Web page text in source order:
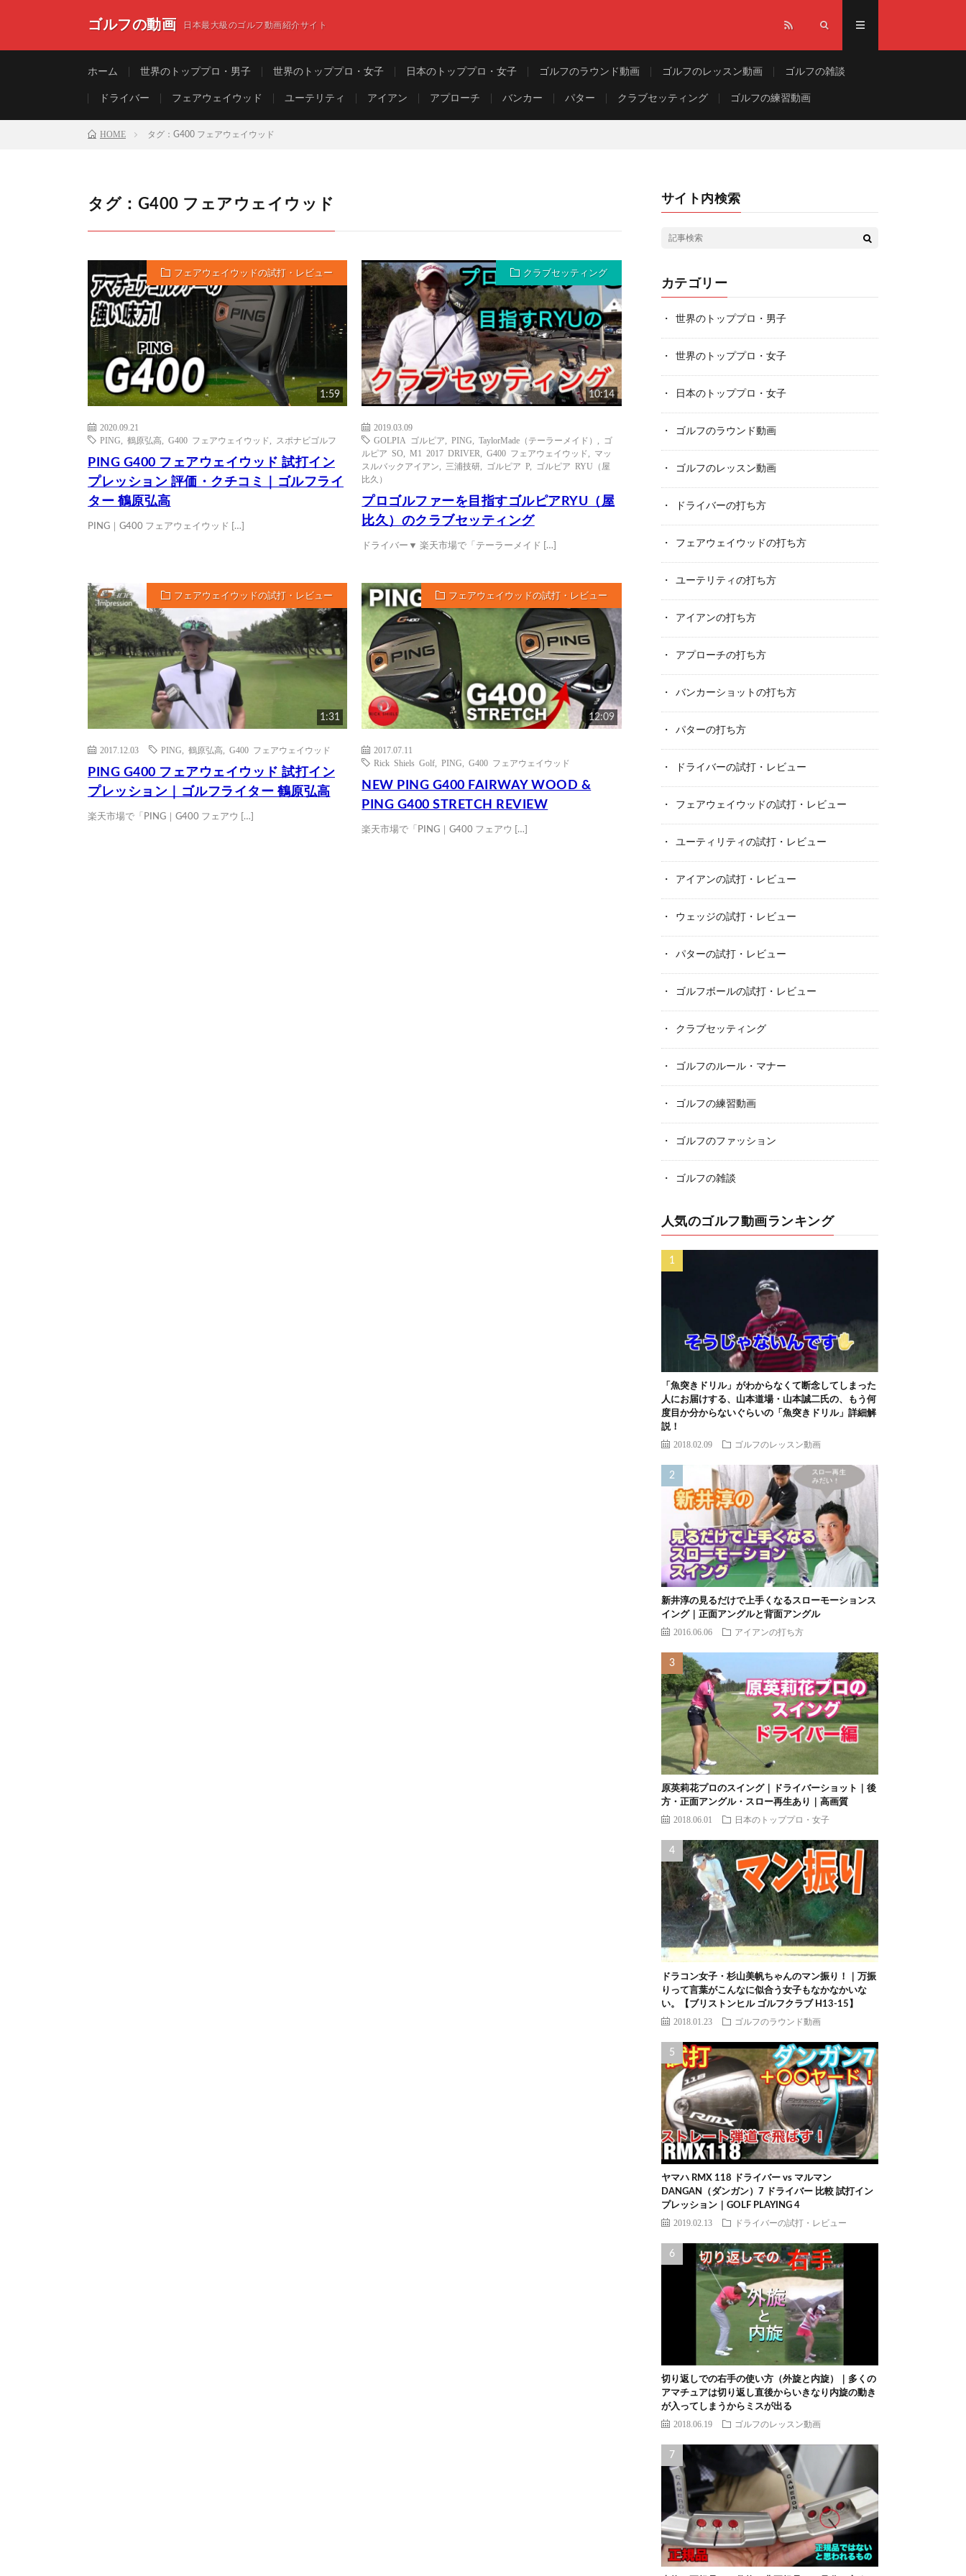
ゴルフの動画 日本最大級のゴルフ動画紹介サイト
ホーム 世界のトッププロ・男子 世界のトッププロ・女子 日本のトッププロ・女子 ゴルフのラウンド動画 ゴルフのレッスン動画 ゴルフの雑談
ドライバー フェアウェイウッド ユーテリティ アイアン アプローチ バンカー パター クラブセッティング ゴルフの練習動画
HOME タグ：G400 フェアウェイウッド
タグ：G400 フェアウェイウッド
フェアウェイウッドの試打・レビュー
1:59
2020.09.21
PING
鶴原弘高 G400 フェアウェイウッド スポナビゴルフ
PING G400 フェアウェイウッド 試打イン
プレッション 評価・クチコミ｜ゴルフライ
ター 鶴原弘高
PING｜G400 フェアウェイウッド […]
クラブセッティング
10:14
2019.03.09
GOLPIA ゴルピア
,PING ,TaylorMade（テーラーメイド）
ゴ
ルピア SO
,M1 2017 DRIVER ,G400 フェアウェイウッド
マッ
スルバックアイアン
三浦技研 ゴルピア P
ゴルピア RYU（屋
比久）
プロゴルファーを目指すゴルピアRYU（屋
比久）のクラブセッティング
ドライバー▼ 楽天市場で「テーラーメイド […]
フェアウェイウッドの試打・レビュー
1:31
2017.12.03 PING 鶴原弘高 G400 フェアウェイウッド
PING G400 フェアウェイウッド 試打イン
プレッション｜ゴルフライター 鶴原弘高
楽天市場で「PING｜G400 フェアウ […]
フェアウェイウッドの試打・レビュー
12:09
2017.07.11
Rick Shiels Golf ,PING ,G400 フェアウェイウッド
NEW PING G400 FAIRWAY WOOD &
PING G400 STRETCH REVIEW
楽天市場で「PING｜G400 フェアウ […]
サイト内検索
カテゴリー
世界のトッププロ・男子
世界のトッププロ・女子
日本のトッププロ・女子
ゴルフのラウンド動画
ゴルフのレッスン動画
ドライバーの打ち方
フェアウェイウッドの打ち方
ユーテリティの打ち方
アイアンの打ち方
アプローチの打ち方
バンカーショットの打ち方
パターの打ち方
ドライバーの試打・レビュー
フェアウェイウッドの試打・レビュー
ユーティリティの試打・レビュー
アイアンの試打・レビュー
ウェッジの試打・レビュー
パターの試打・レビュー
ゴルフボールの試打・レビュー
クラブセッティング
ゴルフのルール・マナー
ゴルフの練習動画
ゴルフのファッション
ゴルフの雑談
人気のゴルフ動画ランキング
「魚突きドリル」がわからなくて断念してしまった
人にお届けする、山本道場・山本誠二氏の、もう何
度目か分からないぐらいの「魚突きドリル」詳細解
説！
2018.02.09 ゴルフのレッスン動画
新井淳の見るだけで上手くなるスローモーションス
イング｜正面アングルと背面アングル
2016.06.06 アイアンの打ち方
原英莉花プロのスイング｜ドライバーショット｜後
方・正面アングル・スロー再生あり｜高画質
2018.06.01 日本のトッププロ・女子
ドラコン女子・杉山美帆ちゃんのマン振り！｜万振
りって言葉がこんなに似合う女子もなかなかいな
い。【ブリストンヒル ゴルフクラブ H13-15】
2018.01.23 ゴルフのラウンド動画
ヤマハ RMX 118 ドライバー vs マルマン
DANGAN（ダンガン）7 ドライバー 比較 試打イン
プレッション｜GOLF PLAYING 4
2019.02.13 ドライバーの試打・レビュー
切り返しでの右手の使い方（外旋と内旋）｜多くの
アマチュアは切り返し直後からいきなり内旋の動き
が入ってしまうからミスが出る
2018.06.19 ゴルフのレッスン動画